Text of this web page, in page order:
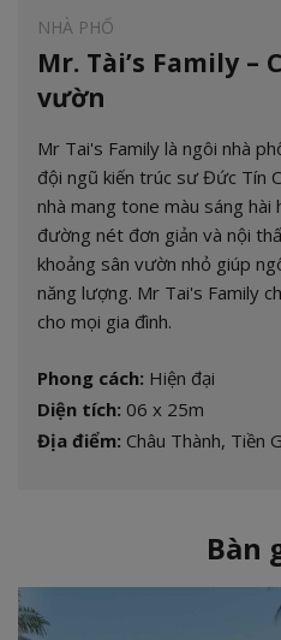
NHÀ PHỐ
Mr. Tài’s Family
vườn
Mr Tai's Family là ngôi nhà
đội ngũ kiến trúc sư Đức Tín
nhà mang tone màu sáng hài
đường nét đơn giản và nội
khoảng sân vườn nhỏ giúp
năng lượng. Mr Tai's Family
cho mọi gia đình.
Phong cách: Hiện đại
Diện tích: 06 x 25m
Địa điểm: Châu Thành, Tiền
Bàn